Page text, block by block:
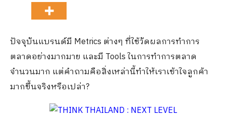
ปัจจุบันแบรนด์มี Metrics ต่างๆ ที่ใช้วัดผลการทำการ
ตลาดอย่างมากมาย และมี Tools ในการทำการตลาด
จำนวนมาก แต่คำถามคือสิ่งเหล่านี้ทำให้เราเข้าใจลูกค้า
มากขึ้นจริงหรือเปล่า?